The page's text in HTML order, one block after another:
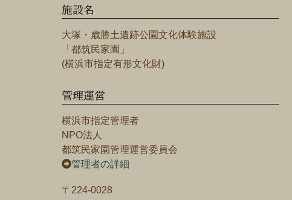
施設名
大塚・歳勝土遺跡公園文化体験施設
「都筑民家園」
(横浜市指定有形文化財)
管理運営
横浜市指定管理者
NPO法人
都筑民家園管理運営委員会
管理者の詳細
〒224-0028